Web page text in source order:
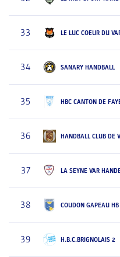
33 LE LUC COEUR DU
34 SANARY HANDBALL
35 HBC CANTON DE
36 HANDBALL CLUB DE
37 LA SEYNE VAR
38 COUDON GAPEAU HB
39 H.B.C.BRIGNOLAIS 2